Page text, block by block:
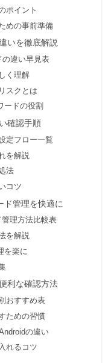
ポイント
めの事前準備
いを徹底解説
の違い早見表
く理解
スクとは
ードの役割
確認手順
定フロー一覧
を解説
法
コツ
ド管理を快適に
理方法比較表
を解説
を楽に
利な確認方法
おすすめ表
ための習慣
の違い
れるコツ